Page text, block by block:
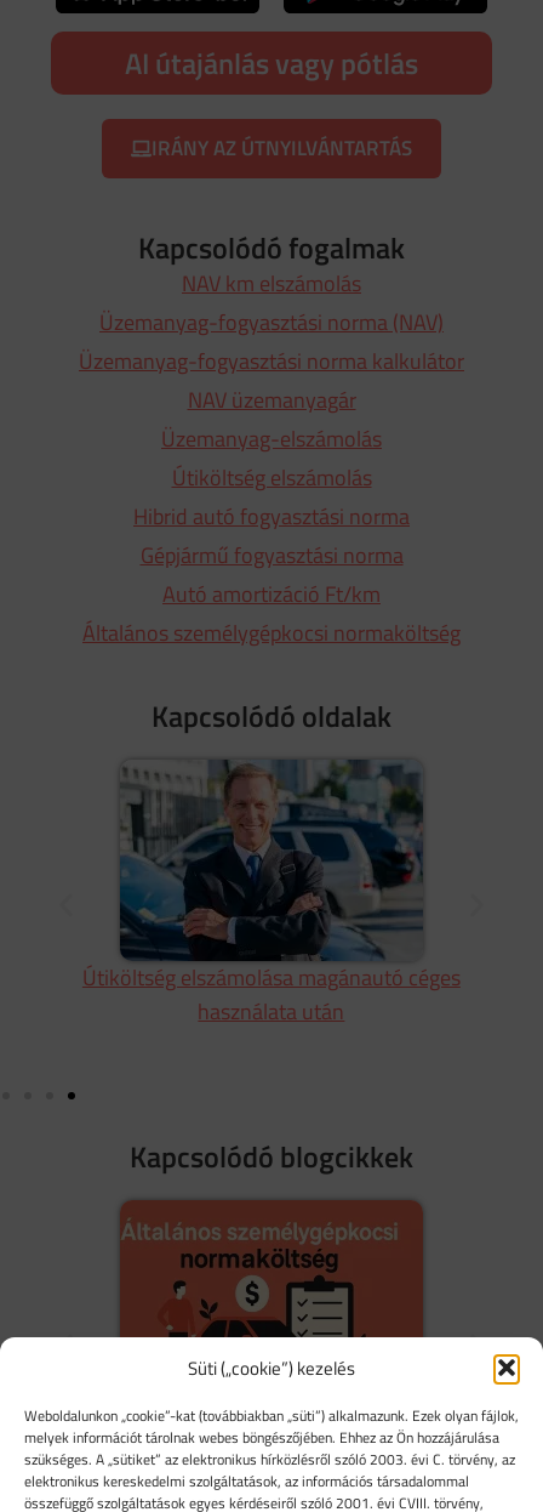
Süti („cookie”) kezelés
Weboldalunkon „cookie”-kat (továbbiakban „süti”) alkalmazunk. Ezek olyan fájlok,
melyek információt tárolnak webes böngészőjében. Ehhez az Ön hozzájárulása
szükséges. A „sütiket” az elektronikus hírközlésről szóló 2003. évi C. törvény, az
elektronikus kereskedelmi szolgáltatások, az információs társadalommal
összefüggő szolgáltatások egyes kérdéseiről szóló 2001. évi CVIII. törvény,
AI útajánlás vagy pótlás
IRÁNY AZ ÚTNYILVÁNTARTÁS
Kapcsolódó fogalmak
NAV km elszámolás
Üzemanyag-fogyasztási norma (NAV)
Üzemanyag-fogyasztási norma kalkulátor
NAV üzemanyagár
Üzemanyag-elszámolás
Útiköltség elszámolás
Hibrid autó fogyasztási norma
Gépjármű fogyasztási norma
Autó amortizáció Ft/km
Általános személygépkocsi normaköltség
Kapcsolódó oldalak
Útiköltség elszámolása magánautó céges
használata után
Kapcsolódó blogcikkek
Általános személygépkocsi normaköltség: 5
hiba, amit kerülj el!